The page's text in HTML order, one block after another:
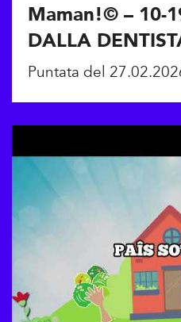
Maman!© – 10-
DALLA
Puntata del